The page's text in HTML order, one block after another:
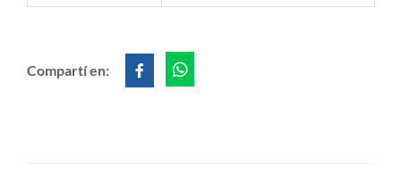
Compartí en: